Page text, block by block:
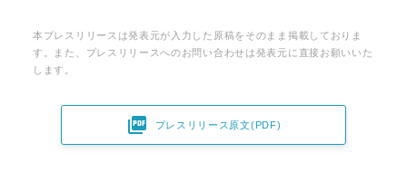
本プレスリリースは発表元が入力した原稿をそのまま掲載しておりま
す。また、プレスリリースへのお問い合わせは発表元に直接お願いいた
します。
 プレスリリース原文(PDF)